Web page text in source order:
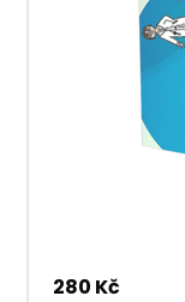
280 Kč